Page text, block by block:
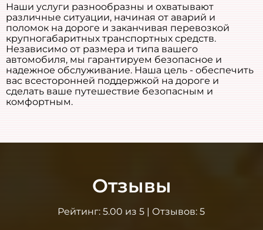
Наши услуги разнообразны и охватывают
различные ситуации, начиная от аварий и
поломок на дороге и заканчивая перевозкой
крупногабаритных транспортных средств.
Независимо от размера и типа вашего
автомобиля, мы гарантируем безопасное и
надежное обслуживание. Наша цель - обеспечить
вас всесторонней поддержкой на дороге и
сделать ваше путешествие безопасным и
комфортным.
Отзывы
Рейтинг: 5.00 из5 | Отзывов:5